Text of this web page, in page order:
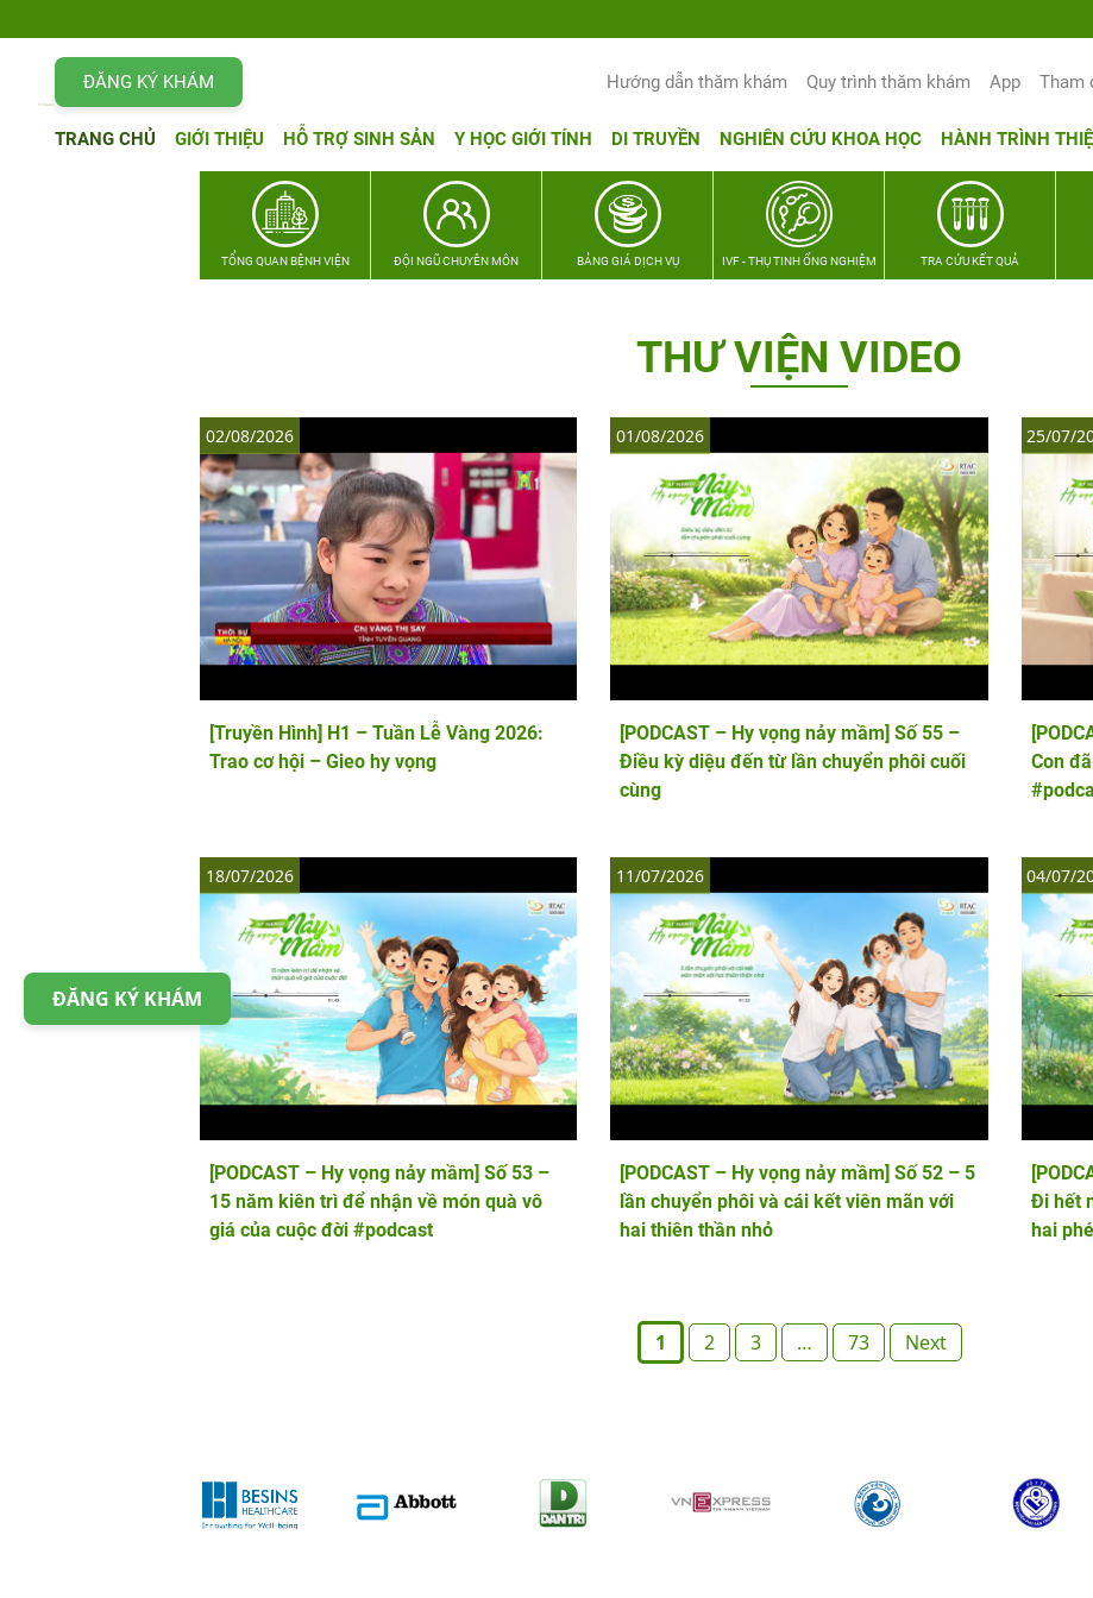
ĐĂNG KÝ KHÁM Hướng dẫn thăm khám Quy trình thăm khám App Tham
TRANG CHỦ GIỚI THIỆU HỖ TRỢ SINH SẢN Y HỌC GIỚI TÍNH DI TRUYỀN NGHIÊN CỨU KHOA HỌC HÀNH TRÌNH
TỔNG QUAN BỆNH VIỆN ĐỘI NGŨ CHUYÊN MÔN BẢNG GIÁ DỊCH VỤ IVF - THỤ TINH ỐNG NGHIỆM TRA CỨU KẾT QUẢ
THƯ VIỆN VIDEO
[Truyền Hình] H1 – Tuần Lễ Vàng 2026:
Trao cơ hội – Gieo hy vọng
02/08/2026
[PODCAST – Hy vọng nảy mầm] Số 55 –
Điều kỳ diệu đến từ lần chuyển phôi cuối
cùng
01/08/2026
Con
25/07/
[PODCAST – Hy vọng nảy mầm] Số 53 –
15 năm kiên trì để nhận về món quà vô
giá của cuộc đời #podcast
18/07/2026
[PODCAST – Hy vọng nảy mầm] Số 52 – 5
lần chuyển phôi và cái kết viên mãn với
hai thiên thần nhỏ
11/07/2026
Đi hết
hai
04/07/
1 2 3 … 73 Next
ĐĂNG KÝ KHÁM